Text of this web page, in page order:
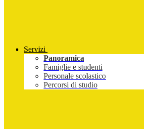
Servizi
Panoramica
Famiglie e studenti
Personale scolastico
Percorsi di studio